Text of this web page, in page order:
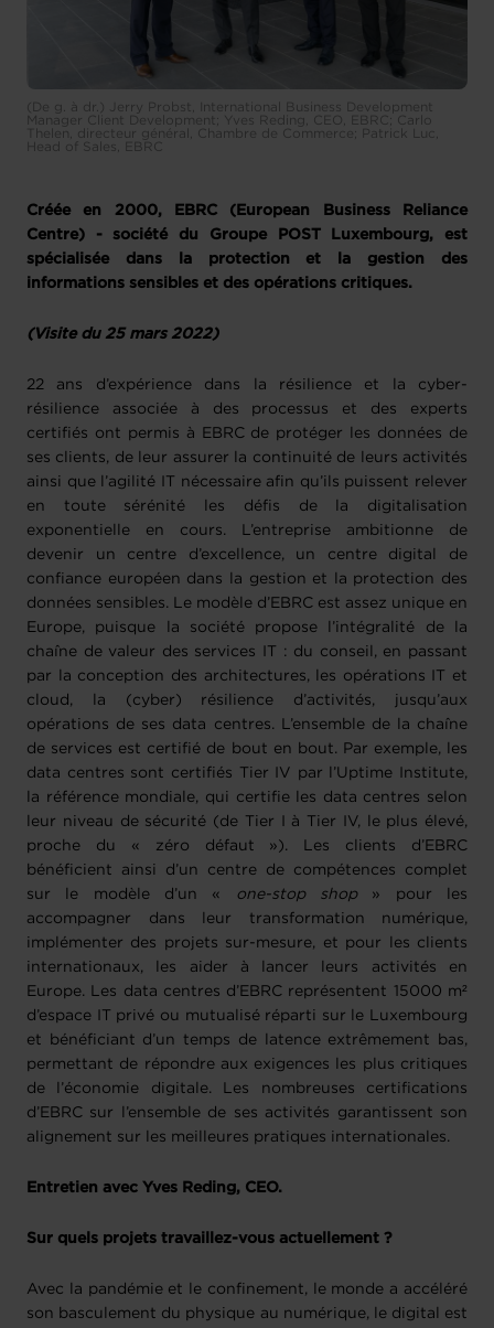
(De g. à dr.) Jerry Probst, International Business Development
Manager Client Development; Yves Reding, CEO, EBRC; Carlo
Thelen, directeur général, Chambre de Commerce; Patrick Luc,
Head of Sales, EBRC
Créée en 2000, EBRC (European Business Reliance
Centre) - société du Groupe POST Luxembourg, est
spécialisée dans la protection et la gestion des
informations sensibles et des opérations critiques.
(Visite du 25 mars 2022)
22 ans d’expérience dans la résilience et la cyber-
résilience associée à des processus et des experts
certifiés ont permis à EBRC de protéger les données de
ses clients, de leur assurer la continuité de leurs activités
ainsi que l’agilité IT nécessaire afin qu’ils puissent relever
en toute sérénité les défis de la digitalisation
exponentielle en cours. L’entreprise ambitionne de
devenir un centre d’excellence, un centre digital de
confiance européen dans la gestion et la protection des
données sensibles. Le modèle d’EBRC est assez unique en
Europe, puisque la société propose l’intégralité de la
chaîne de valeur des services IT : du conseil, en passant
par la conception des architectures, les opérations IT et
cloud, la (cyber) résilience d’activités, jusqu’aux
opérations de ses data centres. L’ensemble de la chaîne
de services est certifié de bout en bout. Par exemple, les
data centres sont certifiés Tier IV par l’Uptime Institute,
la référence mondiale, qui certifie les data centres selon
leur niveau de sécurité (de Tier I à Tier IV, le plus élevé,
proche du « zéro défaut »). Les clients d’EBRC
bénéficient ainsi d’un centre de compétences complet
sur le modèle d’un «
one-stop shop» pour les
accompagner dans leur transformation numérique,
implémenter des projets sur-mesure, et pour les clients
internationaux, les aider à lancer leurs activités en
Europe. Les data centres d’EBRC représentent 15000 m²
d’espace IT privé ou mutualisé réparti sur le Luxembourg
et bénéficiant d’un temps de latence extrêmement bas,
permettant de répondre aux exigences les plus critiques
de l’économie digitale. Les nombreuses certifications
d’EBRC sur l’ensemble de ses activités garantissent son
alignement sur les meilleures pratiques internationales.
Entretien avec Yves Reding, CEO.
Sur quels projets travaillez-vous actuellement ?
Avec la pandémie et le confinement, le monde a accéléré
son basculement du physique au numérique, le digital est